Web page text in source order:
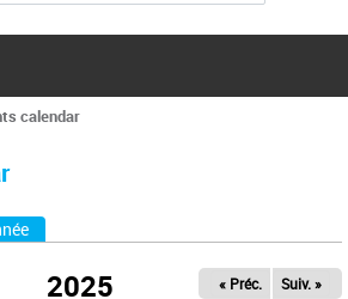
calendar
2025 « Préc. Suiv. »